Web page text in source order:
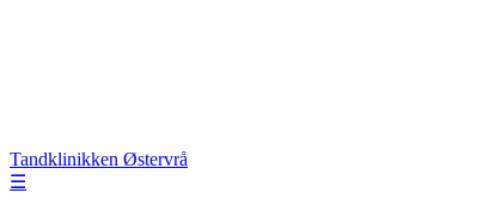
Tandklinikken Østervrå
☰